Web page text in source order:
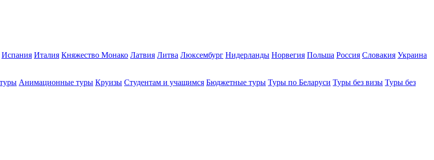
Испания Италия Княжество Монако Латвия Литва Люксембург Нидерланды Норвегия Польша Россия Словакия Украина
Анимационные туры Круизы Студентам и учащимся Бюджетные туры Туры по Беларуси Туры без визы Туры без